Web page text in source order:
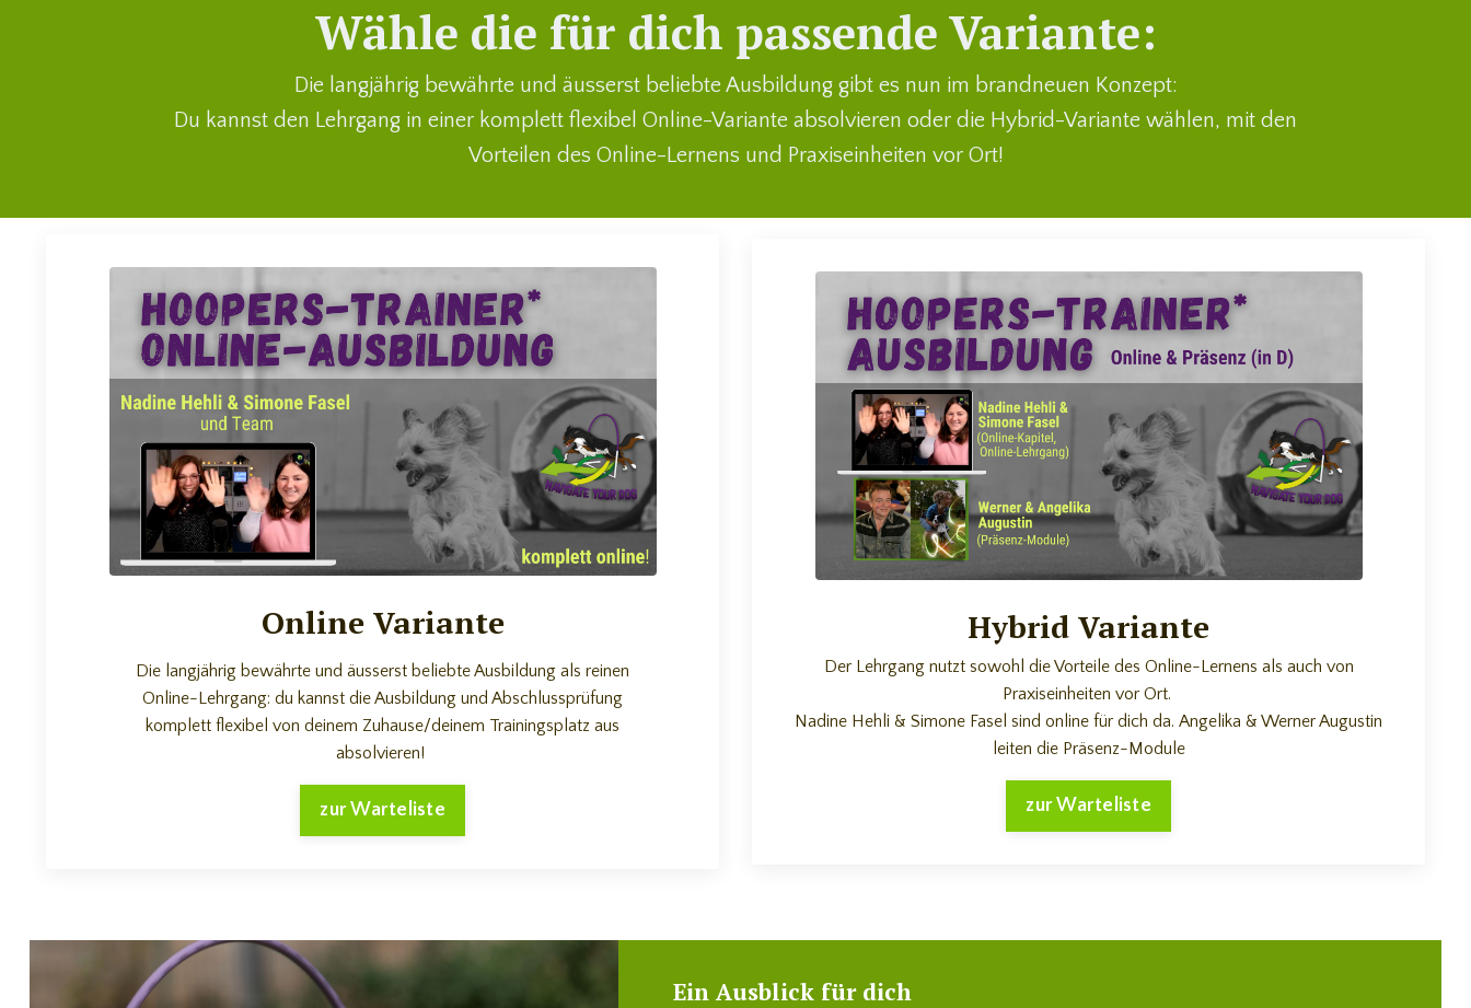
Wähle die für dich passende Variante:
Die langjährig bewährte und äusserst beliebte Ausbildung gibt es nun im brandneuen Konzept:
Du kannst den Lehrgang in einer komplett flexibel Online-Variante absolvieren oder die Hybrid-Variante wählen, mit den
Vorteilen des Online-Lernens und Praxiseinheiten vor Ort!
Online Variante
Die langjährig bewährte und äusserst beliebte Ausbildung als reinen
Online-Lehrgang: du kannst die Ausbildung und Abschlussprüfung
komplett flexibel von deinem Zuhause/deinem Trainingsplatz aus
absolvieren!
zur Warteliste
Hybrid Variante
Der Lehrgang nutzt sowohl die Vorteile des Online-Lernens als auch von
Praxiseinheiten vor Ort.
Nadine Hehli & Simone Fasel sind online für dich da. Angelika & Werner Augustin
leiten die Präsenz-Module
zur Warteliste
Ein Ausblick für dich